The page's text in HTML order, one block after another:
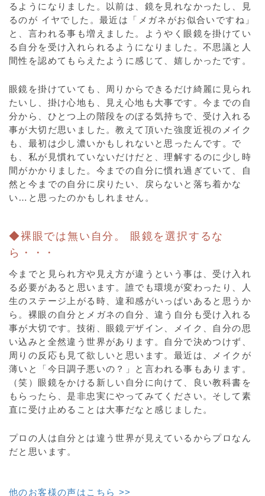
るようになりました。以前は、鏡を見れなかったし、見
るのが イヤでした。最近は「メガネがお似合いですね」
と、言われる事も増えました。ようやく眼鏡を掛けてい
る自分を受け入れられるようになりました。不思議と人
間性を認めてもらえたように感じて、嬉しかったです。
眼鏡を掛けていても、周りからできるだけ綺麗に見られ
たいし、掛け心地も、見え心地も大事です。今までの自
分から、ひとつ上の階段をのぼる気持ちで、受け入れる
事が大切だ思いました。教えて頂いた強度近視のメイク
も、最初は少し濃いかもしれないと思ったんです。で
も、私が見慣れていないだけだと、理解するのに少し時
間がかかりました。今までの自分に慣れ過ぎていて、自
然と今までの自分に戻りたい、戻らないと落ち着かな
い…と思ったのかもしれません。
◆裸眼では無い自分。 眼鏡を選択するな
ら・・・
今までと見られ方や見え方が違うという事は、受け入れ
る必要があると思います。誰でも環境が変わったり、人
生のステージ上がる時、違和感がいっぱいあると思うか
ら。裸眼の自分とメガネの自分、違う自分も受け入れる
事が大切です。技術、眼鏡デザイン、メイク、自分の思
い込みと全然違う世界があります。自分で決めつけず、
周りの反応も見て欲しいと思います。最近は、メイクが
薄いと「今日調子悪いの？」と言われる事もあります。
（笑）眼鏡をかける新しい自分に向けて、良い教科書を
もらったら、是非忠実にやってみてください。そして素
直に受け止めることは大事だなと感じました。
プロの人は自分とは違う世界が見えているからプロなん
だと思います。
他のお客様の声はこちら >>